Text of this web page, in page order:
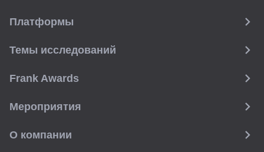
Платформы
Темы исследований
Frank Awards
Мероприятия
О компании